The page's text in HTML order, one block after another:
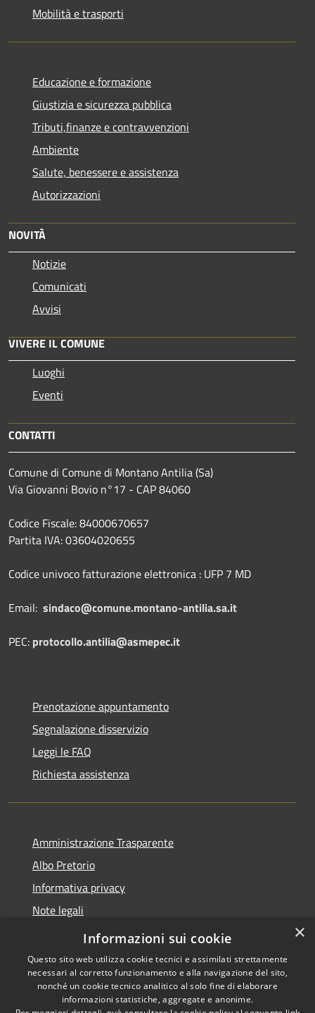
Mobilità e trasporti
Educazione e formazione
Giustizia e sicurezza pubblica
Tributi,finanze e contravvenzioni
Ambiente
Salute, benessere e assistenza
Autorizzazioni
NOVITÀ
Notizie
Comunicati
Avvisi
VIVERE IL COMUNE
Luoghi
Eventi
CONTATTI
Comune di Comune di Montano Antilia (Sa)
Via Giovanni Bovio n°17 - CAP 84060
Codice Fiscale: 84000670657
Partita IVA: 03604020655
Codice univoco fatturazione elettronica : UFP 7 MD
Email: sindaco@comune.montano-antilia.sa.it
PEC: protocollo.antilia@asmepec.it
Prenotazione appuntamento
Segnalazione disservizio
Leggi le FAQ
Richiesta assistenza
Amministrazione Trasparente
Albo Pretorio
Informativa privacy
Note legali
Dichiarazione di accessibilità
Copyright © 2026 • Comune di
×
Informazioni sui cookie
Questo sito web utilizza cookie tecnici e assimilati strettamente
necessari al corretto funzionamento e alla navigazione del sito,
nonché un cookie tecnico analitico al solo fine di elaborare
informazioni statistiche, aggregate e anonime.